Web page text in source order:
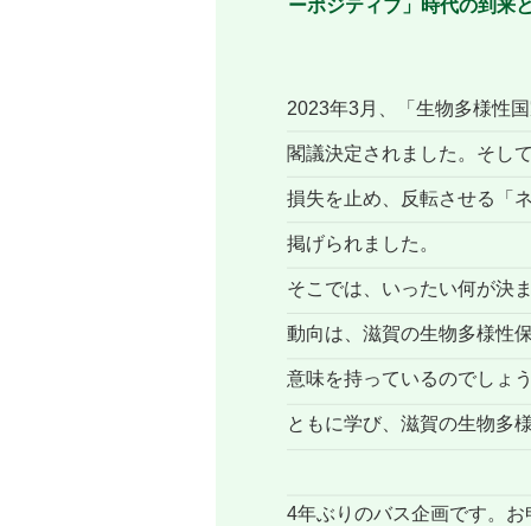
ーポジティブ」時代の到
2023年3月、「生物多様性
閣議決定されました。そし
損失を止め、反転させる「
掲げられました。
そこでは、いったい何が決
動向は、滋賀の生物多様性
意味を持っているのでしょ
ともに学び、滋賀の生物多
4年ぶりのバス企画です。